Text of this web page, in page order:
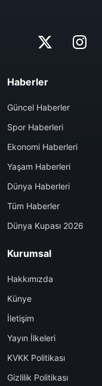
Haberler
Güncel Haberler
Spor Haberleri
Ekonomi Haberleri
Yaşam Haberleri
Dünya Haberleri
Tüm Haberler
Dünya Kupası 2026
Kurumsal
Hakkımızda
Künye
İletişim
Yayın İlkeleri
KVKK Politikası
Gizlilik Politikası